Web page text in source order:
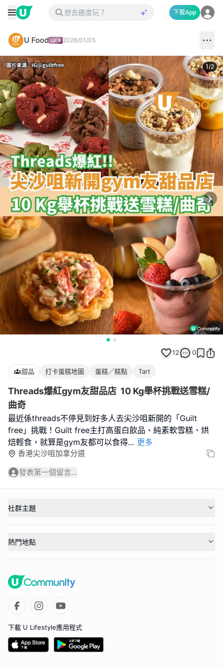
下載App
U Food 2026/01/05
1/2
12 0
甜品 打卡蛋糕地圖 蛋糕／糕點 Tart
Threads爆紅gym友甜品店 10 Kg舉杯挑戰送雪糕/
曲奇
最近係threads不停見到好多人去尖沙咀新開的「Guilt
free」挑戰！Guilt free主打高蛋白飲品、純素軟雪糕、烘
焙輕食，就算是gym友都可以食得... 更多
香港尖沙咀加拿分道
發表第一個留言...
社群主題
熱門地點
下載 U Lifestyle應用程式